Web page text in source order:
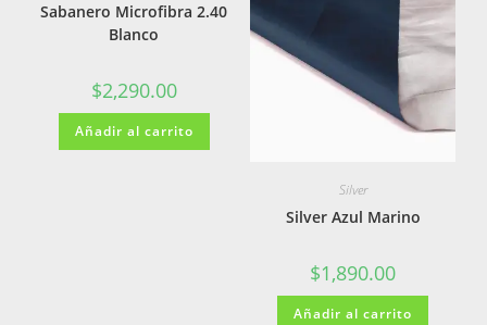
Sabanero Microfibra 2.40
Blanco
$2,290.00
Añadir al carrito
Silver
Silver Azul Marino
$1,890.00
Añadir al carrito